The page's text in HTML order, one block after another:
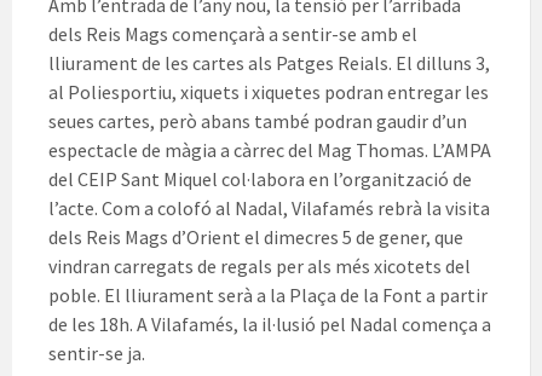
Amb l’entrada de l’any nou, la tensió per l’arribada
dels Reis Mags començarà a sentir-se amb el
lliurament de les cartes als Patges Reials. El dilluns 3,
al Poliesportiu, xiquets i xiquetes podran entregar les
seues cartes, però abans també podran gaudir d’un
espectacle de màgia a càrrec del Mag Thomas. L’AMPA
del CEIP Sant Miquel col·labora en l’organització de
l’acte. Com a colofó al Nadal, Vilafamés rebrà la visita
dels Reis Mags d’Orient el dimecres 5 de gener, que
vindran carregats de regals per als més xicotets del
poble. El lliurament serà a la Plaça de la Font a partir
de les 18h. A Vilafamés, la il·lusió pel Nadal comença a
sentir-se ja.